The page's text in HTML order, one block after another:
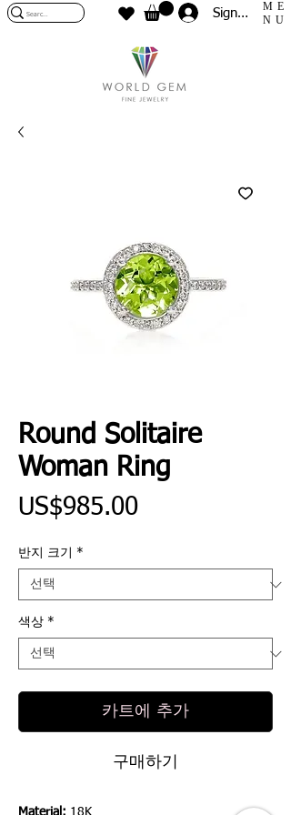
Sign In
ME
NU
Round Solitaire
Woman Ring
US$985.00가
반지 크기 *
색상 *
카트에 추가
구매하기
Material: 18K